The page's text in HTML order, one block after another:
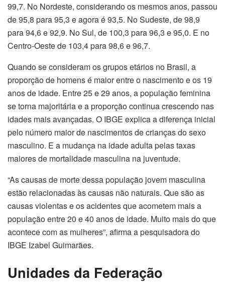
99,7. No Nordeste, considerando os mesmos anos, passou
de 95,8 para 95,3 e agora é 93,5. No Sudeste, de 98,9
para 94,6 e 92,9. No Sul, de 100,3 para 96,3 e 95,0. E no
Centro-Oeste de 103,4 para 98,6 e 96,7.
Quando se consideram os grupos etários no Brasil, a
proporção de homens é maior entre o nascimento e os 19
anos de idade. Entre 25 e 29 anos, a população feminina
se torna majoritária e a proporção continua crescendo nas
idades mais avançadas. O IBGE explica a diferença inicial
pelo número maior de nascimentos de crianças do sexo
masculino. E a mudança na idade adulta pelas taxas
maiores de mortalidade masculina na juventude.
“As causas de morte dessa população jovem masculina
estão relacionadas às causas não naturais. Que são as
causas violentas e os acidentes que acometem mais a
população entre 20 e 40 anos de idade. Muito mais do que
acontece com as mulheres”, afirma a pesquisadora do
IBGE Izabel Guimarães.
Unidades da Federação